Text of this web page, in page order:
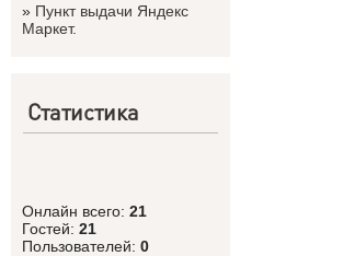
» Пункт выдачи Яндекс
Маркет.
Статистика
Онлайн всего: 21
Гостей: 21
Пользователей: 0